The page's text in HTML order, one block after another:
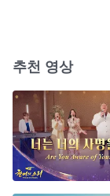
추천 영상